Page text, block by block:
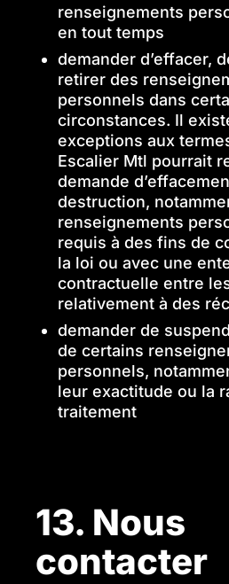
renseignements
en tout temps
demander d’effacer,
retirer des
personnels dans
circonstances. Il
exceptions aux
Escalier Mtl pourrait
demande
destruction,
renseignements
requis à des fins de
la loi ou avec une
contractuelle entre
relativement à des
demander de
de certains
personnels,
leur exactitude ou la
traitement
13. Nous
contacter